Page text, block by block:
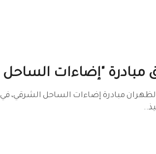
مبادرة "إضاءات الساحل
مبادرة إضاءات الساحل الشرقي،